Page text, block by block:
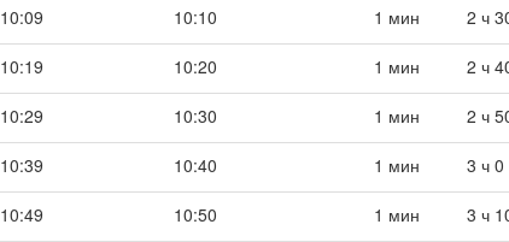
10:09 10:10 1 мин 2 ч
10:19 10:20 1 мин 2 ч
10:29 10:30 1 мин 2 ч
10:39 10:40 1 мин 3 ч
10:49 10:50 1 мин 3 ч